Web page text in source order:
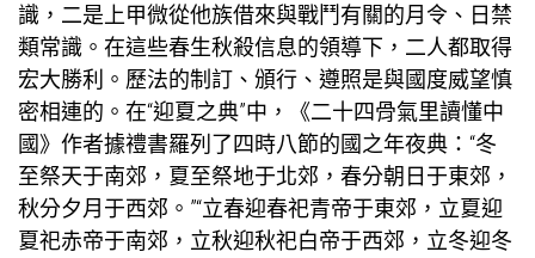
識，二是上甲微從他族借來與戰鬥有關的月令、日禁
類常識。在這些春生秋殺信息的領導下，二人都取得
宏大勝利。歷法的制訂、頒行、遵照是與國度威望慎
密相連的。在“迎夏之典”中，《二十四骨氣里讀懂中
國》作者據禮書羅列了四時八節的國之年夜典：“冬
至祭天于南郊，夏至祭地于北郊，春分朝日于東郊，
秋分夕月于西郊。”“立春迎春祀青帝于東郊，立夏迎
夏祀赤帝于南郊，立秋迎秋祀白帝于西郊，立冬迎冬